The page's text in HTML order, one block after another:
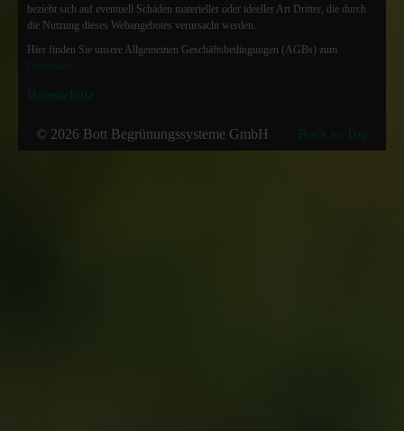
bezieht sich auf eventuell Schäden materieller oder ideeller Art Dritter, die durch
die Nutzung dieses Webangebotes verursacht werden.
Hier finden Sie unsere Allgemeinen Geschäftsbedingungen (AGBs) zum
© 2026 Bott Begrünungssysteme GmbH